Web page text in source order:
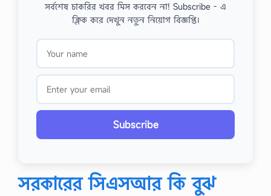
সর্বশেষ চাকরির খবর মিস করবেন না! Subscribe - এ
ক্লিক করে দেখুন নতুন নিয়োগ বিজ্ঞপ্তি।
Subscribe
সরকারের সিএসআর কি বুঝ